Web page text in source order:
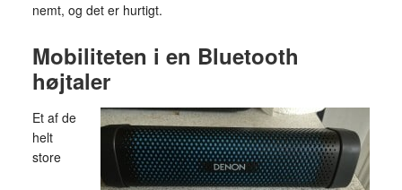
nemt, og det er hurtigt.
Mobiliteten i en Bluetooth
højtaler
Et af de
helt
store